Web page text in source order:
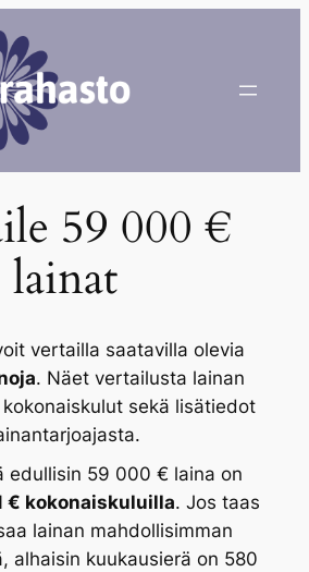
59 000 €
lainat
vertailla saatavilla olevia
. Näet vertailusta lainan
sekä lisätiedot
edullisin 59 000 € laina on
€ kokonaiskuluilla. Jos taas
lainan mahdollisimman
alhaisin kuukausierä on 580